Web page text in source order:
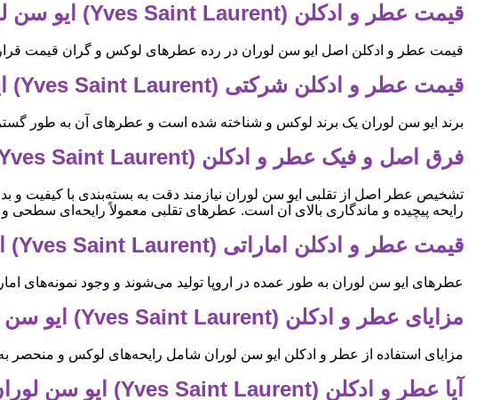
قیمت عطر و ادکلن (Yves Saint Laurent) ایو سن لوران ارجینال اصل
قیمت عطر و ادکلن اصل ایو سن لوران در رده عطرهای لوکس و گران قیمت قرار
قیمت عطر و ادکلن شرکتی (Yves Saint Laurent) ایو سن لوران
برند ایو سن لوران یک برند لوکس و شناخته شده است و عطرهای آن به طور
فرق اصل و فیک عطر و ادکلن (Yves Saint Laurent) ایو سن لوران
تشخیص عطر اصل از تقلبی ایو سن لوران نیازمند دقت به بسته‌بندی با کیفیت
رایحه پیچیده و ماندگاری بالای آن است. عطرهای تقلبی معمولاً رایحه‌ای سطحی و
قیمت عطر و ادکلن اماراتی (Yves Saint Laurent) ایو سن لوران
عطرهای ایو سن لوران به طور عمده در اروپا تولید می‌شوند و وجود نمونه‌های
مزایای عطر و ادکلن (Yves Saint Laurent) ایو سن لوران
مزایای استفاده از عطر و ادکلن ایو سن لوران شامل رایحه‌های لوکس و
آیا عطر و ادکلن (Yves Saint Laurent) ایو سن لوران مخصوص بانوان است؟